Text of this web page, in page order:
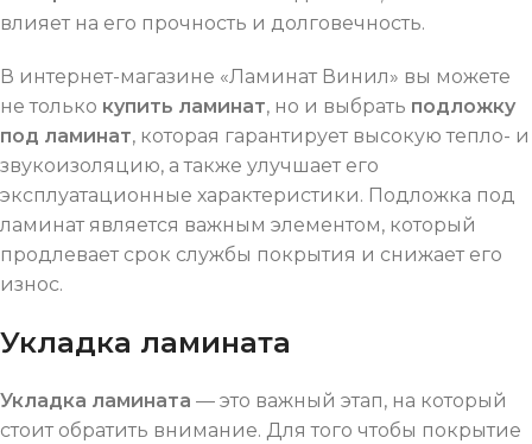
влияет на его прочность и долговечность.
В интернет-магазине «Ламинат Винил» вы можете
не только купить ламинат, но и выбрать подложку
под ламинат, которая гарантирует высокую тепло- и
звукоизоляцию, а также улучшает его
эксплуатационные характеристики. Подложка под
ламинат является важным элементом, который
продлевает срок службы покрытия и снижает его
износ.
Укладка ламината
Укладка ламината — это важный этап, на который
стоит обратить внимание. Для того чтобы покрытие